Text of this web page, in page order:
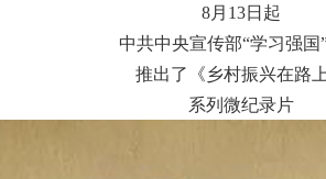
8月13日起
中共中央宣传部“学习强国
推出了《乡村振兴在路
系列微纪录片